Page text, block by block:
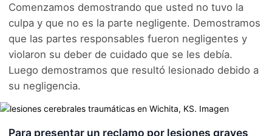
Comenzamos demostrando que usted no tuvo la
culpa y que no es la parte negligente. Demostramos
que las partes responsables fueron negligentes y
violaron su deber de cuidado que se les debía.
Luego demostramos que resultó lesionado debido a
su negligencia.
Para presentar un reclamo por lesiones graves